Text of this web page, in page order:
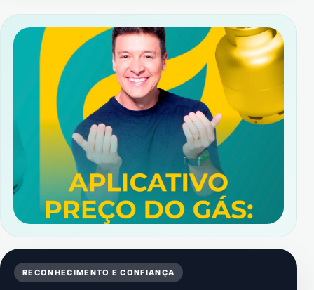
RECONHECIMENTO E CONFIANÇA